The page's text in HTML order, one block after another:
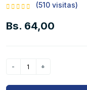
(510 visitas)
Bs. 64,00